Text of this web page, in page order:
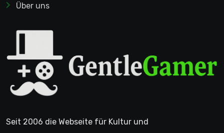
Über uns
Seit 2006 die Webseite für Kultur und